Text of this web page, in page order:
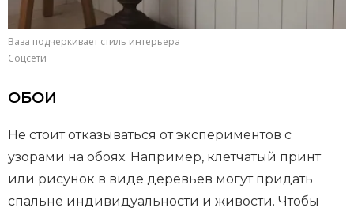
Ваза подчеркивает стиль интерьера
Соцсети
ОБОИ
Не стоит отказываться от экспериментов с
узорами на обоях. Например, клетчатый принт
или рисунок в виде деревьев могут придать
спальне индивидуальности и живости. Чтобы